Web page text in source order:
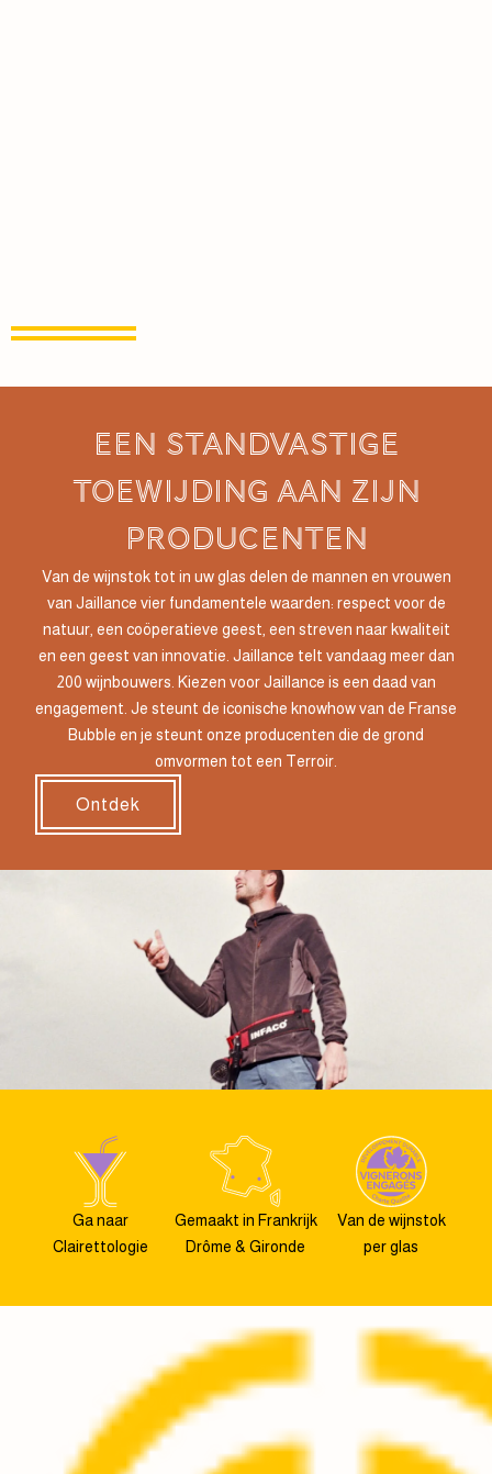
een standvastige
toewijding aan zijn
producenten
Van de wijnstok tot in uw glas delen de mannen en vrouwen
van Jaillance vier fundamentele waarden: respect voor de
natuur, een coöperatieve geest, een streven naar kwaliteit
en een geest van innovatie. Jaillance telt vandaag meer dan
200 wijnbouwers. Kiezen voor Jaillance is een daad van
engagement. Je steunt de iconische knowhow van de Franse
Bubble en je steunt onze producenten die de grond
omvormen tot een Terroir.
Ontdek
Ga naar
Clairettologie
Gemaakt in Frankrijk
Drôme & Gironde
Van de wijnstok
per glas